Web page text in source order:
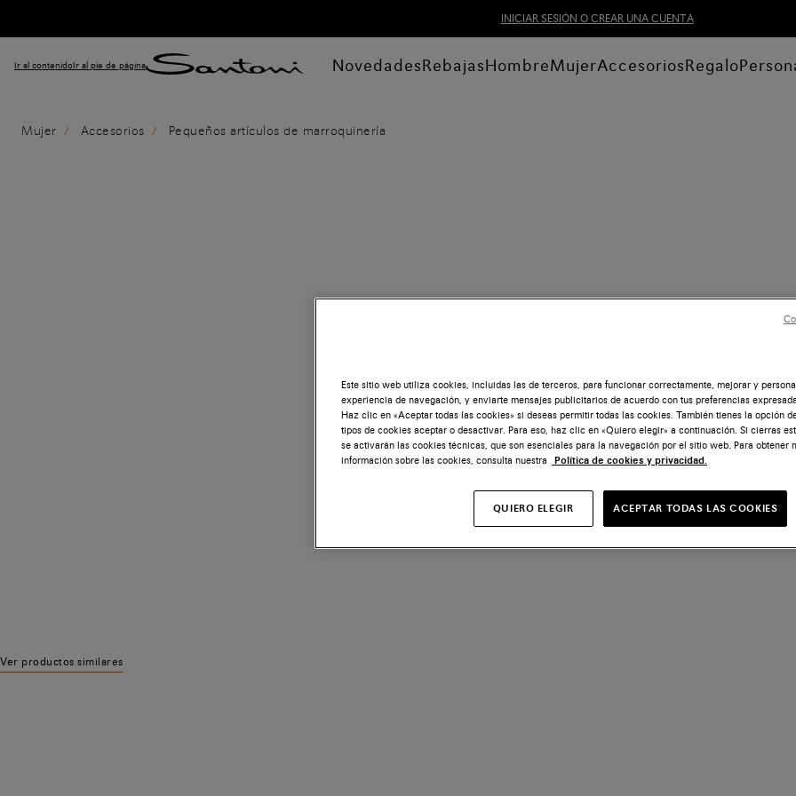
INICIAR SESIÓN O CREAR UNA CUENTA
Ir al contenidoIr al pie de página NovedadesRebajasHombreMujerAccesoriosRegalo
Mujer Accesorios Pequeños artículos de marroquinería
Ver productos similares
Este sitio web utiliza cookies, incluidas las de terceros, para funcionar correctamente, mejorar y
experiencia de navegación, y enviarte mensajes publicitarios de acuerdo con tus preferencias
Haz clic en «Aceptar todas las cookies» si deseas permitir todas las cookies. También tienes la opción
tipos de cookies aceptar o desactivar. Para eso, haz clic en «Quiero elegir» a continuación. Si cierras
se activarán las cookies técnicas, que son esenciales para la navegación por el sitio web. Para obtener
información sobre las cookies, consulta nuestra
Política de cookies y privacidad.
QUIERO ELEGIR ACEPTAR TODAS LAS COOKIES